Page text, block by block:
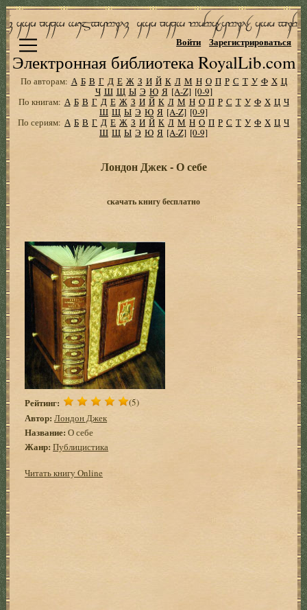
Электронная библиотека RoyalLib.com
Войти Зарегистрироваться
По авторам: А Б В Г Д Е Ж З И Й К Л М Н О П Р С Т У Ф Х Ц
Ч Ш Щ Ы Э Ю Я [A-Z] [0-9]
По книгам: А Б В Г Д Е Ж З И Й К Л М Н О П Р С Т У Ф Х Ц Ч
Ш Щ Ы Э Ю Я [A-Z] [0-9]
По сериям: А Б В Г Д Е Ж З И Й К Л М Н О П Р С Т У Ф Х Ц Ч
Ш Щ Ы Э Ю Я [A-Z] [0-9]
Лондон Джек - О себе
скачать книгу бесплатно
Рейтинг: (5)
Автор: Лондон Джек
Название: О себе
Жанр: Публицистика
Читать книгу Online